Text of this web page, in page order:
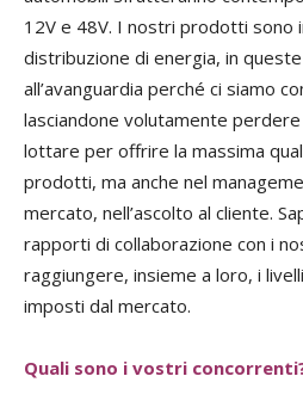
12V e 48V. I nostri prodotti sono
distribuzione di energia, in
all’avanguardia perché ci siamo
lasciandone volutamente perdere
lottare per offrire la massima
prodotti, ma anche nel
mercato, nell’ascolto al cliente.
rapporti di collaborazione con i
raggiungere, insieme a loro, i
imposti dal mercato.
Quali sono i vostri